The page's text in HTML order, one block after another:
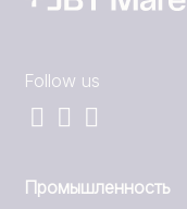
Follow us
Промышленность